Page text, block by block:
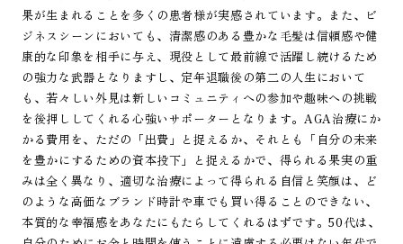
果が生まれることを多くの患者様が実感されています。また、ビ
ジネスシーンにおいても、清潔感のある豊かな毛髪は信頼感や健
康的な印象を相手に与え、現役として最前線で活躍し続けるため
の強力な武器となりますし、定年退職後の第二の人生において
も、若々しい外見は新しいコミュニティへの参加や趣味への挑戦
を後押ししてくれる心強いサポーターとなります。AGA治療にか
かる費用を、ただの「出費」と捉えるか、それとも「自分の未来
を豊かにするための資本投下」と捉えるかで、得られる果実の重
みは全く異なり、適切な治療によって得られる自信と笑顔は、ど
のような高価なブランド時計や車でも買い得ることのできない、
本質的な幸福感をあなたにもたらしてくれるはずです。50代は、